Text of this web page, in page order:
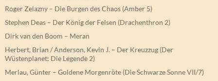
Roger Zelazny – Die Burgen des Chaos (Amber 5)
Stephen Deas – Der König der Felsen (Drachenthron 2)
Dirk van den Boom – Meran
Herbert, Brian / Anderson, Kevin J. – Der Kreuzzug (Der
Wüstenplanet: Die Legende 2)
Merlau, Günter – Goldene Morgenröte (Die Schwarze Sonne VII/7)